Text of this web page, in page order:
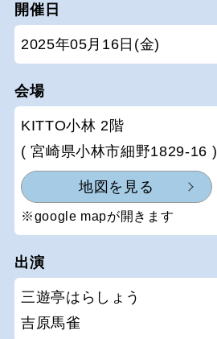
開催日
2025年05月16日(金)
会場
KITTO小林 2階
( 宮崎県小林市細野1829-16 )
地図を見る
※google mapが開きます
出演
三遊亭はらしょう
吉原馬雀